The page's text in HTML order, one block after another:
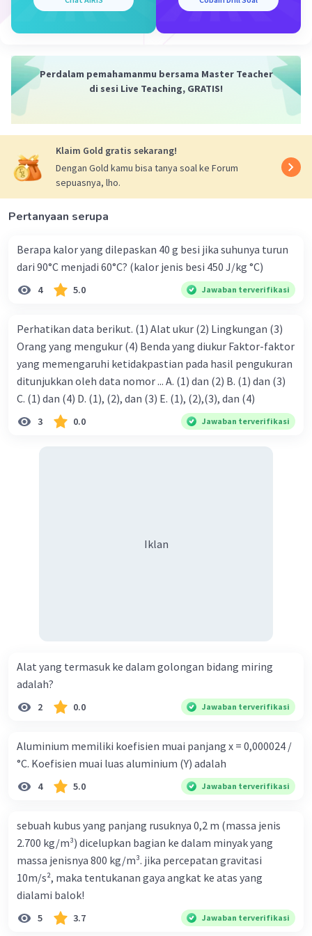
Perdalam pemahamanmu bersama Master Teacher
di sesi Live Teaching, GRATIS!
Klaim Gold gratis sekarang!
Dengan Gold kamu bisa tanya soal ke Forum
sepuasnya, lho.
Pertanyaan serupa
Berapa kalor yang dilepaskan 40 g besi jika suhunya turun
dari 90°C menjadi 60°C? (kalor jenis besi 450 J/kg °C)
4 5.0 Jawaban terverifikasi
Perhatikan data berikut. (1) Alat ukur (2) Lingkungan (3)
Orang yang mengukur (4) Benda yang diukur Faktor-faktor
yang memengaruhi ketidakpastian pada hasil pengukuran
ditunjukkan oleh data nomor ... A. (1) dan (2) B. (1) dan (3)
C. (1) dan (4) D. (1), (2), dan (3) E. (1), (2),(3), dan (4)
3 0.0 Jawaban terverifikasi
Iklan
Alat yang termasuk ke dalam golongan bidang miring
adalah?
2 0.0 Jawaban terverifikasi
Aluminium memiliki koefisien muai panjang x = 0,000024 /
°C. Koefisien muai luas aluminium (Y) adalah
4 5.0 Jawaban terverifikasi
sebuah kubus yang panjang rusuknya 0,2 m (massa jenis
2.700 kg/m³) dicelupkan bagian ke dalam minyak yang
massa jenisnya 800 kg/m³. jika percepatan gravitasi
10m/s², maka tentukanan gaya angkat ke atas yang
dialami balok!
5 3.7 Jawaban terverifikasi